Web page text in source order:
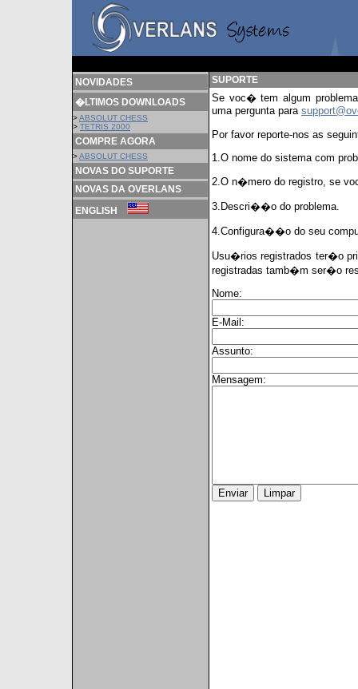
NOVIDADES
�LTIMOS DOWNLOADS
>ABSOLUT CHESS
> TETRIS 2000
COMPRE AGORA
>ABSOLUT CHESS
NOVAS DO SUPORTE
NOVAS DA OVERLANS
ENGLISH
SUPORTE
Se voc� tem algum
uma pergunta para
Por favor reporte-nos as
1.O nome do sistema com
2.O n�mero do registro, se
3.Descri��o do problema.
4.Configura��o do seu
Usu�rios registrados ter�o
registradas tamb�m ser�o
Nome:
E-Mail:
Assunto:
Mensagem: